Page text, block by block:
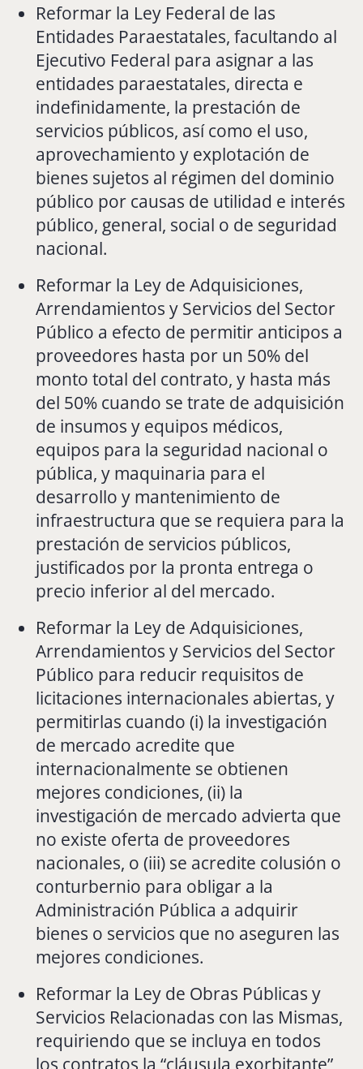
Reformar la Ley Federal de las
Entidades Paraestatales, facultando al
Ejecutivo Federal para asignar a las
entidades paraestatales, directa e
indefinidamente, la prestación de
servicios públicos, así como el uso,
aprovechamiento y explotación de
bienes sujetos al régimen del dominio
público por causas de utilidad e interés
público, general, social o de seguridad
nacional.
Reformar la Ley de Adquisiciones,
Arrendamientos y Servicios del Sector
Público a efecto de permitir anticipos a
proveedores hasta por un 50% del
monto total del contrato, y hasta más
del 50% cuando se trate de adquisición
de insumos y equipos médicos,
equipos para la seguridad nacional o
pública, y maquinaria para el
desarrollo y mantenimiento de
infraestructura que se requiera para la
prestación de servicios públicos,
justificados por la pronta entrega o
precio inferior al del mercado.
Reformar la Ley de Adquisiciones,
Arrendamientos y Servicios del Sector
Público para reducir requisitos de
licitaciones internacionales abiertas, y
permitirlas cuando (i) la investigación
de mercado acredite que
internacionalmente se obtienen
mejores condiciones, (ii) la
investigación de mercado advierta que
no existe oferta de proveedores
nacionales, o (iii) se acredite colusión o
conturbernio para obligar a la
Administración Pública a adquirir
bienes o servicios que no aseguren las
mejores condiciones.
Reformar la Ley de Obras Públicas y
Servicios Relacionadas con las Mismas,
requiriendo que se incluya en todos
los contratos la “cláusula exorbitante”,